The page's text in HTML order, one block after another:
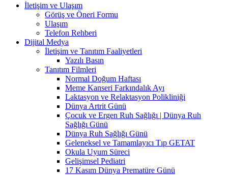
İletişim ve Ulaşım
Görüş ve Öneri Formu
Ulaşım
Telefon Rehberi
Dijital Medya
İletişim ve Tanıtım Faaliyetleri
Yazılı Basın
Tanıtım Filmleri
Normal Doğum Haftası
Meme Kanseri Farkındalık Ayı
Laktasyon ve Relaktasyon Polikliniği
Dünya Artrit Günü
Çocuk ve Ergen Ruh Sağlığı | Dünya Ruh
Sağlığı Günü
Dünya Ruh Sağlığı Günü
Geleneksel ve Tamamlayıcı Tıp GETAT
Okula Uyum Süreci
Gelişimsel Pediatri
17 Kasım Dünya Prematüre Günü